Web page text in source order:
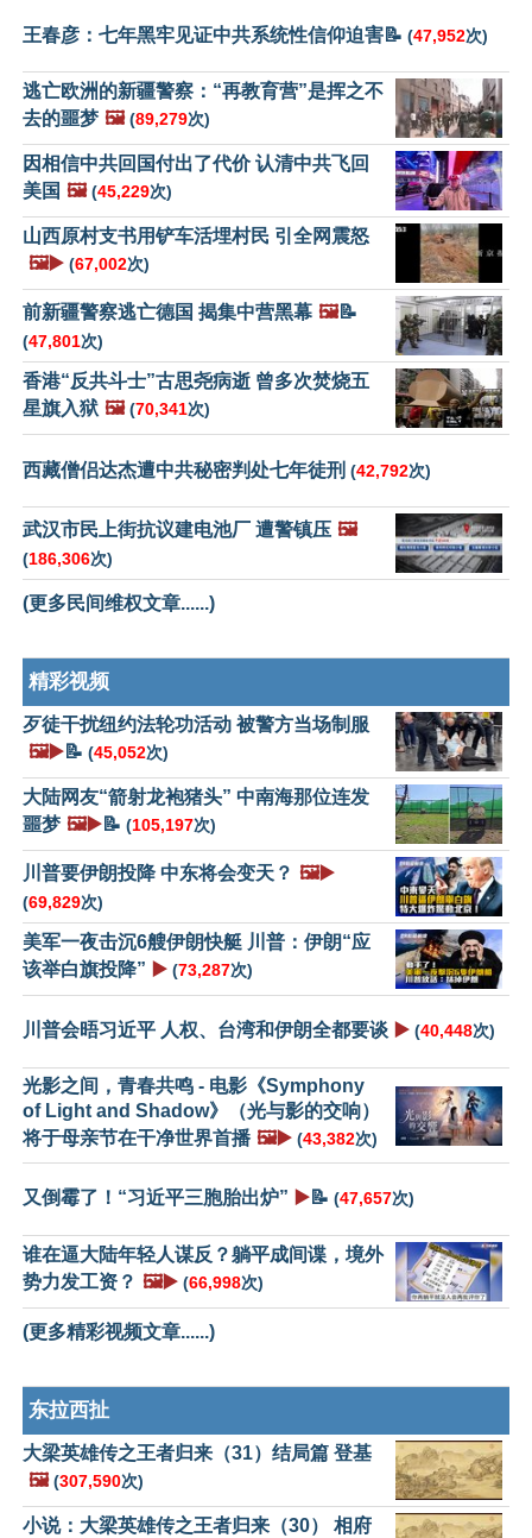
王春彦：七年黑牢见证中共系统性信仰迫害📝 (47,952次)
逃亡欧洲的新疆警察：“再教育营”是挥之不
去的噩梦 🖼️ (89,279次)
因相信中共回国付出了代价 认清中共飞回
美国 🖼️ (45,229次)
山西原村支书用铲车活埋村民 引全网震怒
🖼️▶️ (67,002次)
前新疆警察逃亡德国 揭集中营黑幕 🖼️📝
(47,801次)
香港“反共斗士”古思尧病逝 曾多次焚烧五
星旗入狱 🖼️ (70,341次)
西藏僧侣达杰遭中共秘密判处七年徒刑 (42,792次)
武汉市民上街抗议建电池厂 遭警镇压 🖼️
(186,306次)
(更多民间维权文章......)
精彩视频
歹徒干扰纽约法轮功活动 被警方当场制服
🖼️▶️📝 (45,052次)
大陆网友“箭射龙袍猪头” 中南海那位连发
噩梦 🖼️▶️📝 (105,197次)
川普要伊朗投降 中东将会变天？ 🖼️▶️
(69,829次)
美军一夜击沉6艘伊朗快艇 川普：伊朗“应
该举白旗投降” ▶️ (73,287次)
川普会晤习近平 人权、台湾和伊朗全都要谈 ▶️ (40,448次)
光影之间，青春共鸣 - 电影《Symphony
of Light and Shadow》（光与影的交响）
将于母亲节在干净世界首播 🖼️▶️ (43,382次)
又倒霉了！“习近平三胞胎出炉” ▶️📝 (47,657次)
谁在逼大陆年轻人谋反？躺平成间谍，境外
势力发工资？ 🖼️▶️ (66,998次)
(更多精彩视频文章......)
东拉西扯
大梁英雄传之王者归来（31）结局篇 登基
🖼️ (307,590次)
小说：大梁英雄传之王者归来（30） 相府